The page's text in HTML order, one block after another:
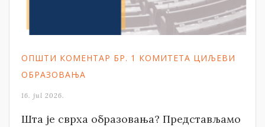
ОПШТИ КОМЕНТАР БР. 1 КОМИТЕТА ЦИЉЕВИ
ОБРАЗОВАЊА
16. jul 2026.
Шта је сврха образовања? Представљамо